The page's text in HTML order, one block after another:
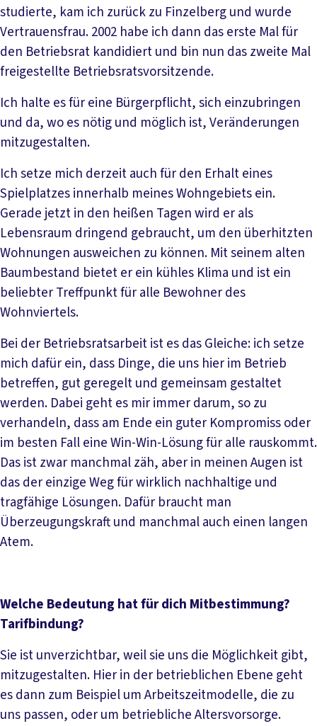
studierte, kam ich zurück zu Finzelberg und wurde
Vertrauensfrau. 2002 habe ich dann das erste Mal für
den Betriebsrat kandidiert und bin nun das zweite Mal
freigestellte Betriebsratsvorsitzende.
Ich halte es für eine Bürgerpflicht, sich einzubringen
und da, wo es nötig und möglich ist, Veränderungen
mitzugestalten.
Ich setze mich derzeit auch für den Erhalt eines
Spielplatzes innerhalb meines Wohngebiets ein.
Gerade jetzt in den heißen Tagen wird er als
Lebensraum dringend gebraucht, um den überhitzten
Wohnungen ausweichen zu können. Mit seinem alten
Baumbestand bietet er ein kühles Klima und ist ein
beliebter Treffpunkt für alle Bewohner des
Wohnviertels.
Bei der Betriebsratsarbeit ist es das Gleiche: ich setze
mich dafür ein, dass Dinge, die uns hier im Betrieb
betreffen, gut geregelt und gemeinsam gestaltet
werden. Dabei geht es mir immer darum, so zu
verhandeln, dass am Ende ein guter Kompromiss oder
im besten Fall eine Win-Win-Lösung für alle rauskommt.
Das ist zwar manchmal zäh, aber in meinen Augen ist
das der einzige Weg für wirklich nachhaltige und
tragfähige Lösungen. Dafür braucht man
Überzeugungskraft und manchmal auch einen langen
Atem.
Welche Bedeutung hat für dich Mitbestimmung?
Tarifbindung?
Sie ist unverzichtbar, weil sie uns die Möglichkeit gibt,
mitzugestalten. Hier in der betrieblichen Ebene geht
es dann zum Beispiel um Arbeitszeitmodelle, die zu
uns passen, oder um betriebliche Altersvorsorge.